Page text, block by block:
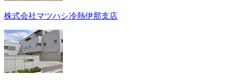
株式会社マツハシ冷熱伊那支店